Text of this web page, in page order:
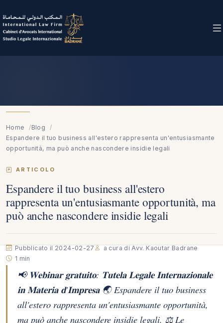
Home
Blog
Espandere il tuo business all'estero rappresenta un'entusiasmante
opportunità, ma può anche nascondere insidie legali
ARTICOLO
Espandere il tuo business all'estero
rappresenta un'entusiasmante opportunità, ma
può anche nascondere insidie legali
Pubblicato il 2024-02-27
a cura di Avv. Kaoutar Badrane
1 min
📢 𝐖𝐞𝐛𝐢𝐧𝐚𝐫 𝐠𝐫𝐚𝐭𝐮𝐢𝐭𝐨: 𝐓𝐮𝐭𝐞𝐥𝐚 𝐋𝐞𝐠𝐚𝐥𝐞 𝐈𝐧𝐭𝐞𝐫𝐧𝐚𝐳𝐢𝐨𝐧𝐚𝐥𝐞
𝐢𝐧 𝐌𝐚𝐭𝐞𝐫𝐢𝐚 𝐝'𝐈𝐦𝐩𝐫𝐞𝐬𝐚 🌏 Espandere il tuo business
all'estero rappresenta un'entusiasmante opportunità,
ma può anche nascondere insidie legali. ⚖ Le